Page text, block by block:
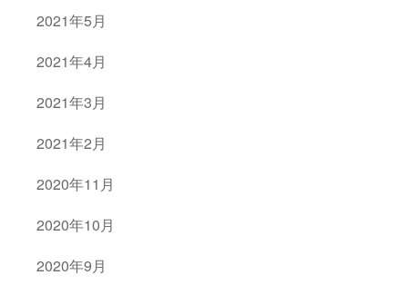
2021年5月
2021年4月
2021年3月
2021年2月
2020年11月
2020年10月
2020年9月